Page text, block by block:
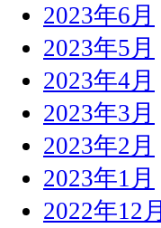
2023年6月
2023年5月
2023年4月
2023年3月
2023年2月
2023年1月
2022年12月